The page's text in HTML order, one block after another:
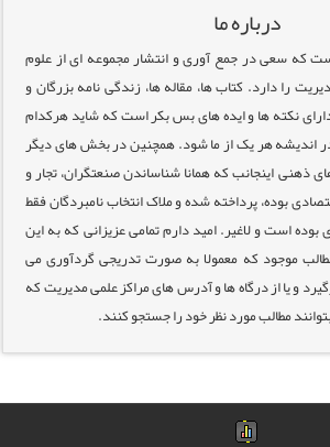
درباره ما
که سعی در جمع آوری و انتشار مجموعه ای از علوم
را دارد. کتاب ها، مقاله ها، زندگی نامه بزرگان و
نکته ها و ایده های بس بکر است که شاید هرکدام
اندیشه هر یک از ما شود. همچنین در بخش های دیگر
ذهنی اینجانب که همانا شناساندن صنعتگران، تجار و
بوده، پرداخته شده و ملاک انتخاب نامبردگان فقط
است و لاغیر. امید دارم تمامی عزیزانی که به این
موجود که معمولا به صورت تدریجی گردآوری می
و یا از درگاه ها و آدرس های مراکز علمی مدیریت که
مطالب مورد نظر خود را جستجو کنند.